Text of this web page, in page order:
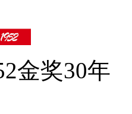
金奖30年